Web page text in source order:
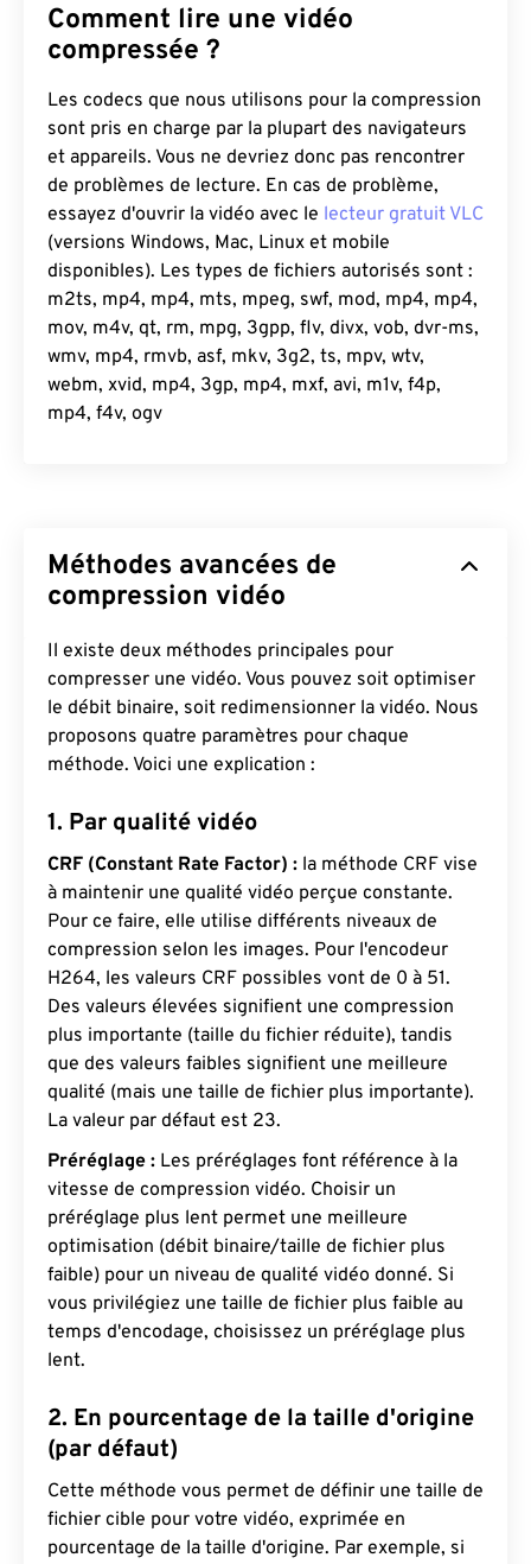
Comment lire une vidéo
compressée ?
Les codecs que nous utilisons pour la compression
sont pris en charge par la plupart des navigateurs
et appareils. Vous ne devriez donc pas rencontrer
de problèmes de lecture. En cas de problème,
essayez d'ouvrir la vidéo avec le lecteur gratuit VLC
(versions Windows, Mac, Linux et mobile
disponibles). Les types de fichiers autorisés sont :
m2ts, mp4, mp4, mts, mpeg, swf, mod, mp4, mp4,
mov, m4v, qt, rm, mpg, 3gpp, flv, divx, vob, dvr-ms,
wmv, mp4, rmvb, asf, mkv, 3g2, ts, mpv, wtv,
webm, xvid, mp4, 3gp, mp4, mxf, avi, m1v, f4p,
mp4, f4v, ogv
Méthodes avancées de
compression vidéo
Il existe deux méthodes principales pour
compresser une vidéo. Vous pouvez soit optimiser
le débit binaire, soit redimensionner la vidéo. Nous
proposons quatre paramètres pour chaque
méthode. Voici une explication :
1. Par qualité vidéo
CRF (Constant Rate Factor) : la méthode CRF vise
à maintenir une qualité vidéo perçue constante.
Pour ce faire, elle utilise différents niveaux de
compression selon les images. Pour l'encodeur
H264, les valeurs CRF possibles vont de 0 à 51.
Des valeurs élevées signifient une compression
plus importante (taille du fichier réduite), tandis
que des valeurs faibles signifient une meilleure
qualité (mais une taille de fichier plus importante).
La valeur par défaut est 23.
Préréglage : Les préréglages font référence à la
vitesse de compression vidéo. Choisir un
préréglage plus lent permet une meilleure
optimisation (débit binaire/taille de fichier plus
faible) pour un niveau de qualité vidéo donné. Si
vous privilégiez une taille de fichier plus faible au
temps d'encodage, choisissez un préréglage plus
lent.
2. En pourcentage de la taille d'origine
(par défaut)
Cette méthode vous permet de définir une taille de
fichier cible pour votre vidéo, exprimée en
pourcentage de la taille d'origine. Par exemple, si